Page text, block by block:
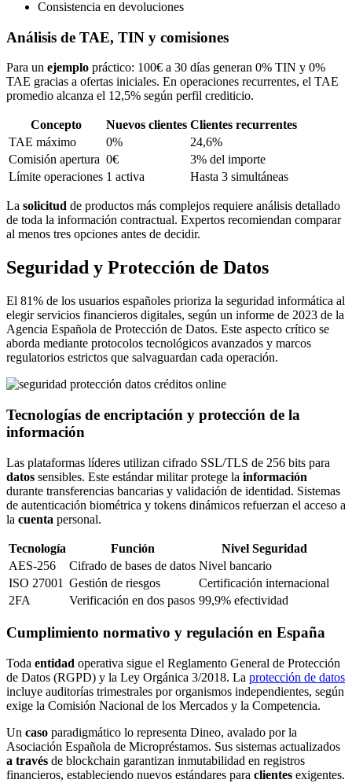
Consistencia en devoluciones
Análisis de TAE, TIN y comisiones
Para un ejemplo práctico: 100€ a 30 días generan 0% TIN y 0%
TAE gracias a ofertas iniciales. En operaciones recurrentes, el TAE
promedio alcanza el 12,5% según perfil crediticio.
Concepto Nuevos clientes Clientes recurrentes
TAE máximo
0%
24,6%
Comisión apertura 0€
3% del importe
Límite operaciones 1 activa Hasta 3 simultáneas
La solicitud de productos más complejos requiere análisis detallado
de toda la información contractual. Expertos recomiendan comparar
al menos tres opciones antes de decidir.
Seguridad y Protección de Datos
El 81% de los usuarios españoles prioriza la seguridad informática al
elegir servicios financieros digitales, según un informe de 2023 de la
Agencia Española de Protección de Datos. Este aspecto crítico se
aborda mediante protocolos tecnológicos avanzados y marcos
regulatorios estrictos que salvaguardan cada operación.
Tecnologías de encriptación y protección de la
información
Las plataformas líderes utilizan cifrado SSL/TLS de 256 bits para
datos sensibles. Este estándar militar protege la información
durante transferencias bancarias y validación de identidad. Sistemas
de autenticación biométrica y tokens dinámicos refuerzan el acceso a
la cuenta personal.
Tecnología Función
Nivel Seguridad
AES-256
Cifrado de bases de datos Nivel bancario
ISO 27001 Gestión de riesgos
Certificación internacional
2FA
Verificación en dos pasos 99,9% efectividad
Cumplimiento normativo y regulación en España
Toda entidad operativa sigue el Reglamento General de Protección
de Datos (RGPD) y la Ley Orgánica 3/2018. La protección de datos
incluye auditorías trimestrales por organismos independientes, según
exige la Comisión Nacional de los Mercados y la Competencia.
Un caso paradigmático lo representa Dineo, avalado por la
Asociación Española de Micropréstamos. Sus sistemas actualizados
a través de blockchain garantizan inmutabilidad en registros
financieros, estableciendo nuevos estándares para clientes exigentes.